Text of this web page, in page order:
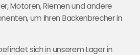
Motoren, Riemen und andere
um Ihren Backenbrecher in
sich in unserem Lager in